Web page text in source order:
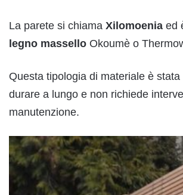
La parete si chiama Xilomoenia ed
legno massello Okoumè o
Questa tipologia di materiale è
durare a lungo e non richiede
manutenzione.